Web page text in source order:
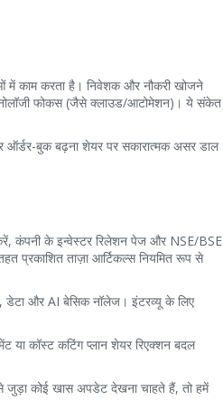
में काम करता है। निवेशक और नौकरी खोजने
फोकस (जैसे क्लाउड/आटोमेशन)। ये संकेत
ऑर्डर-बुक बढ़ना शेयर पर सकारात्मक असर डाल
कंपनी के इन्वेस्टर रिलेशन पेज और NSE/BSE
प्रकाशित ताज़ा आर्टिकल्स नियमित रूप से
डेटा और AI बेसिक नॉलेज। इंटरव्यू के लिए
कॉस्ट कटिंग प्लान शेयर रिएक्शन बदल
कोई खास अपडेट देखना चाहते हैं, तो हमें